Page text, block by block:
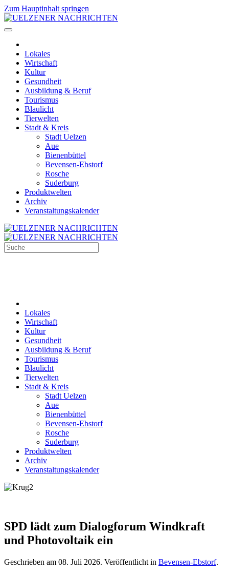
Zum Hauptinhalt springen
Lokales
Wirtschaft
Kultur
Gesundheit
Ausbildung & Beruf
Tourismus
Blaulicht
Tierwelten
Stadt & Kreis
Stadt Uelzen
Aue
Bienenbüttel
Bevensen-Ebstorf
Rosche
Suderburg
Produktwelten
Archiv
Veranstaltungskalender
Lokales
Wirtschaft
Kultur
Gesundheit
Ausbildung & Beruf
Tourismus
Blaulicht
Tierwelten
Stadt & Kreis
Stadt Uelzen
Aue
Bienenbüttel
Bevensen-Ebstorf
Rosche
Suderburg
Produktwelten
Archiv
Veranstaltungskalender
SPD lädt zum Dialogforum Windkraft
und Photovoltaik ein
Geschrieben am 08. Juli 2026. Veröffentlicht in Bevensen-Ebstorf.